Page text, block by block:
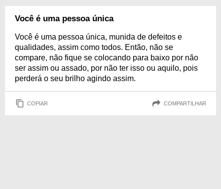
Você é uma pessoa única
Você é uma pessoa única, munida de defeitos e
qualidades, assim como todos. Então, não se
compare, não fique se colocando para baixo por não
ser assim ou assado, por não ter isso ou aquilo, pois
perderá o seu brilho agindo assim.
COPIAR COMPARTILHAR